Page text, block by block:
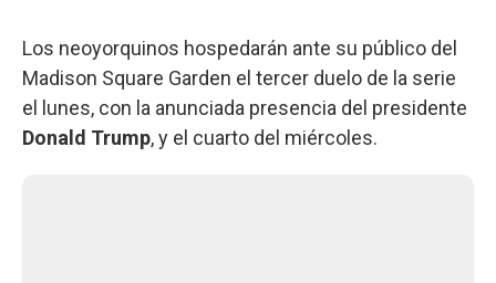
Los neoyorquinos hospedarán ante su público del
Madison Square Garden el tercer duelo de la serie
el lunes, con la anunciada presencia del presidente
Donald Trump, y el cuarto del miércoles.